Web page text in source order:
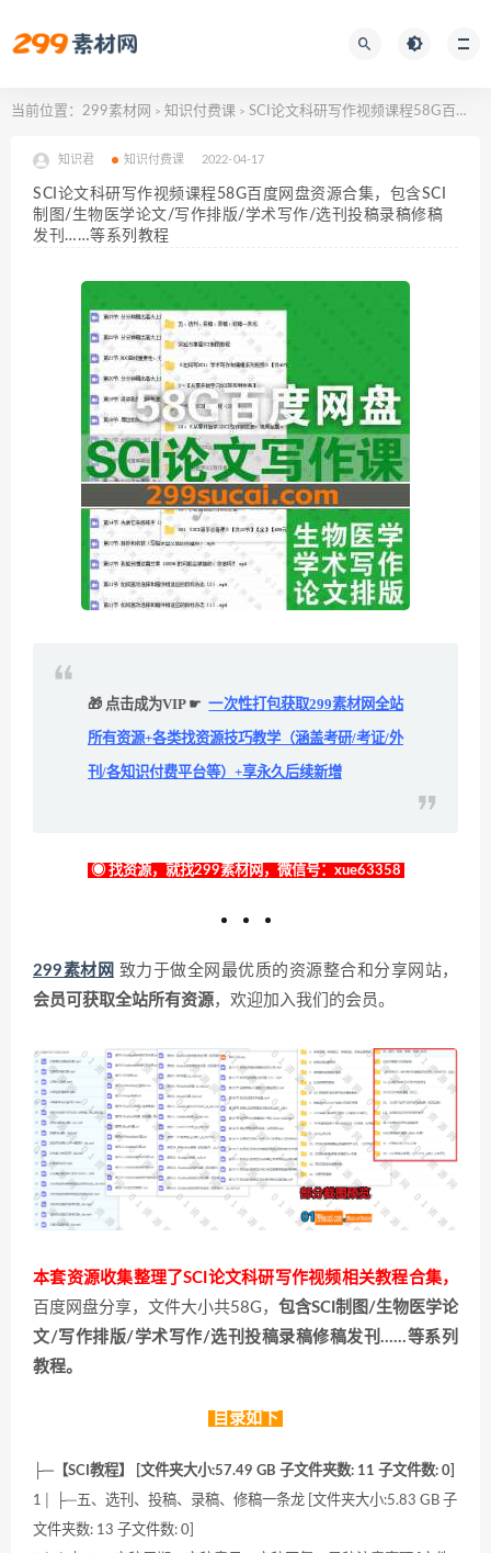
当前位置： 299素材网 > 知识付费课 > SCI论文科研写作视频课程58G百度网盘资源合集，包含SCI制图/生物医学论文/写作排版/学术写作/选刊投稿录稿修稿发刊……等系列教程
知识君 知识付费课 2022-04-17
SCI论文科研写作视频课程58G百度网盘资源合集，包含SCI
制图/生物医学论文/写作排版/学术写作/选刊投稿录稿修稿
发刊……等系列教程
🎁 点击成为VIP ☛ 一次性打包获取299素材网全站
所有资源+各类找资源技巧教学（涵盖考研/考证/外
刊/各知识付费平台等）+享永久后续新增
◉ 找资源，就找299素材网，微信号：xue63358
299素材网 致力于做全网最优质的资源整合和分享网站，
会员可获取全站所有资源，欢迎加入我们的会员。
本套资源收集整理了SCI论文科研写作视频相关教程合集，
百度网盘分享，文件大小共58G， 包含SCI制图/生物医学论
文/写作排版/学术写作/选刊投稿录稿修稿发刊……等系列
教程。
目录如下
├─【SCI教程】 [文件夹大小:57.49 GB 子文件夹数: 11 子文件数: 0]
1│ ├─五、选刊、投稿、录稿、修稿一条龙 [文件夹大小:5.83 GB 子
文件夹数: 13 子文件数: 0]